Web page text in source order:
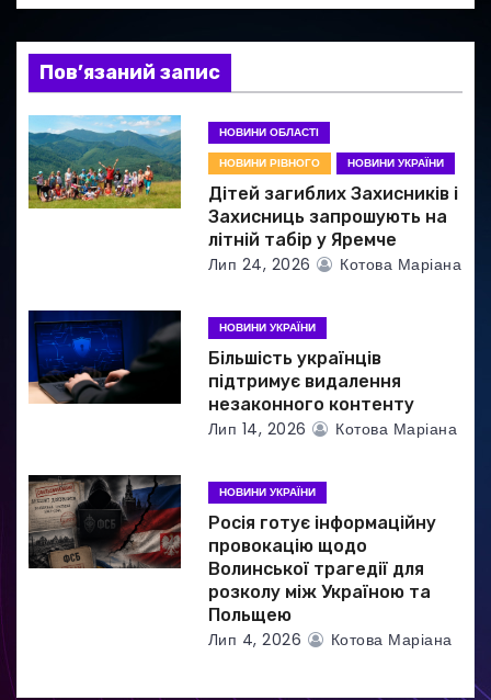
з
а
п
и
с
в
Пов’язаний запис
НОВИНИ ОБЛАСТІ
НОВИНИ РІВНОГО
НОВИНИ УКРАЇНИ
Дітей загиблих Захисників і
Захисниць запрошують на
літній табір у Яремче
Лип 24, 2026 Котова Маріана
НОВИНИ УКРАЇНИ
Більшість українців
підтримує видалення
незаконного контенту
Лип 14, 2026 Котова Маріана
НОВИНИ УКРАЇНИ
Росія готує інформаційну
провокацію щодо
Волинської трагедії для
розколу між Україною та
Польщею
Лип 4, 2026 Котова Маріана